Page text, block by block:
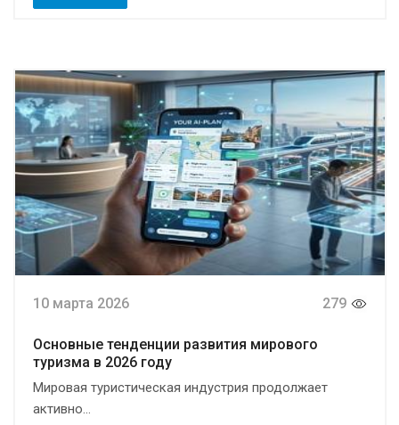
10 марта 2026 279
Основные тенденции развития мирового
туризма в 2026 году
Мировая туристическая индустрия продолжает
активно...